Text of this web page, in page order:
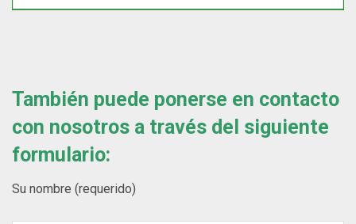
También puede ponerse en contacto
con nosotros a través del siguiente
formulario:
Su nombre (requerido)